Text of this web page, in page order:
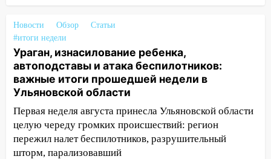
14:14 Студента из Ульяновска обманули
мошенники под видом преподавателя
14:12 Куда жаловаться ульяновцам на
упавшее дерево или затопленную улицу
после непогоды
13:59 В Новом городе ураганным
ветром сорвало опалубку со
строящегося дома
Новости Обзор
Статьи
#итоги недели
Ураган, изнасилование ребенка,
автоподставы и атака беспилотников:
важные итоги прошедшей недели в
Ульяновской области
Первая неделя августа принесла Ульяновской области
целую череду громких происшествий: регион
пережил налет беспилотников, разрушительный
шторм, парализовавший